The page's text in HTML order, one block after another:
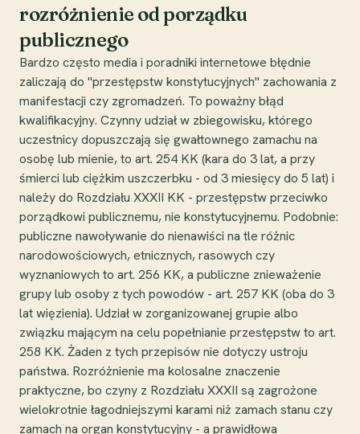
rozróżnienie od porządku
publicznego
Bardzo często media i poradniki internetowe błędnie
zaliczają do "przestępstw konstytucyjnych" zachowania z
manifestacji czy zgromadzeń. To poważny błąd
kwalifikacyjny. Czynny udział w zbiegowisku, którego
uczestnicy dopuszczają się gwałtownego zamachu na
osobę lub mienie, to art. 254 KK (kara do 3 lat, a przy
śmierci lub ciężkim uszczerbku - od 3 miesięcy do 5 lat) i
należy do Rozdziału XXXII KK - przestępstw przeciwko
porządkowi publicznemu, nie konstytucyjnemu. Podobnie:
publiczne nawoływanie do nienawiści na tle różnic
narodowościowych, etnicznych, rasowych czy
wyznaniowych to art. 256 KK, a publiczne znieważenie
grupy lub osoby z tych powodów - art. 257 KK (oba do 3
lat więzienia). Udział w zorganizowanej grupie albo
związku mającym na celu popełnianie przestępstw to art.
258 KK. Żaden z tych przepisów nie dotyczy ustroju
państwa. Rozróżnienie ma kolosalne znaczenie
praktyczne, bo czyny z Rozdziału XXXII są zagrożone
wielokrotnie łagodniejszymi karami niż zamach stanu czy
zamach na organ konstytucyjny - a prawidłowa